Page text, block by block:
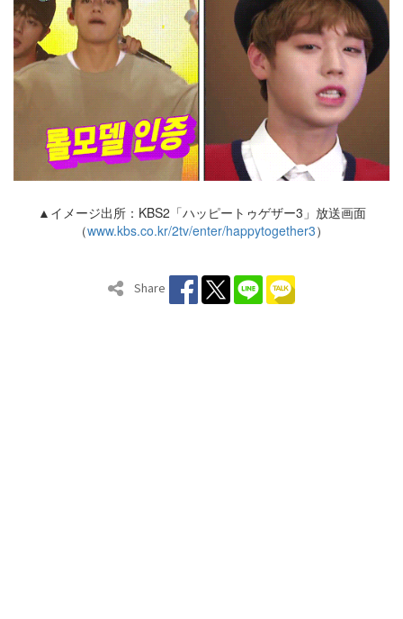
▲イメージ出所：KBS2「ハッピートゥゲザー3」放送画面
（www.kbs.co.kr/2tv/enter/happytogether3）
Share